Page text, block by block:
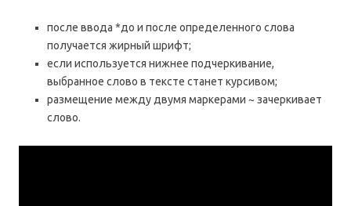
после ввода *до и после определенного слова
получается жирный шрифт;
если используется нижнее подчеркивание,
выбранное слово в тексте станет курсивом;
размещение между двумя маркерами ~ зачеркивает
слово.